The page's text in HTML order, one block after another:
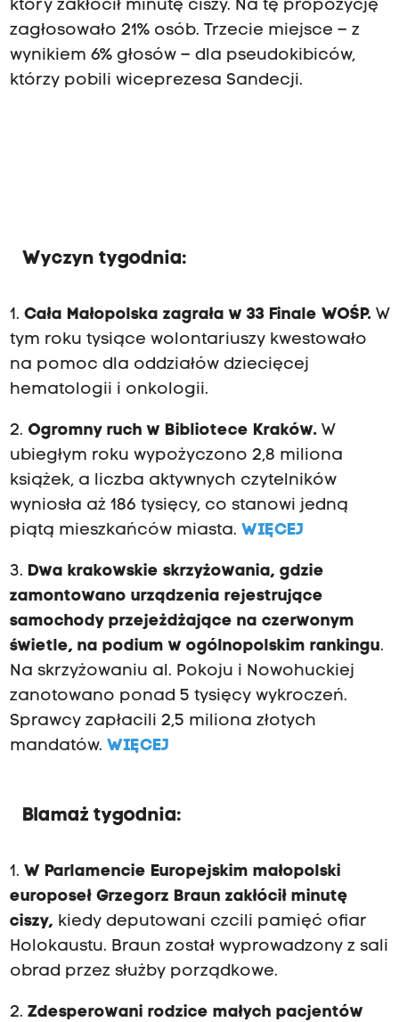
który zakłócił minutę ciszy. Na tę propozycję
zagłosowało 21% osób. Trzecie miejsce – z
wynikiem 6% głosów – dla pseudokibiców,
którzy pobili wiceprezesa Sandecji.
Wyczyn tygodnia:
1. Cała Małopolska zagrała w 33 Finale WOŚP.W
tym roku tysiące wolontariuszy kwestowało
na pomoc dla oddziałów dziecięcej
hematologii i onkologii.
2. Ogromny ruch w Bibliotece Kraków. W
ubiegłym roku wypożyczono 2,8 miliona
książek, a liczba aktywnych czytelników
wyniosła aż 186 tysięcy, co stanowi jedną
piątą mieszkańców miasta. WIĘCEJ
3. Dwa krakowskie skrzyżowania, gdzie
zamontowano urządzenia rejestrujące
samochody przejeżdżające na czerwonym
świetle, na podium w ogólnopolskim rankingu.
Na skrzyżowaniu al. Pokoju i Nowohuckiej
zanotowano ponad 5 tysięcy wykroczeń.
Sprawcy zapłacili 2,5 miliona złotych
mandatów. WIĘCEJ
Blamaż tygodnia:
1. W Parlamencie Europejskim małopolski
europoseł Grzegorz Braun zakłócił minutę
ciszy, kiedy deputowani czcili pamięć ofiar
Holokaustu. Braun został wyprowadzony z sali
obrad przez służby porządkowe.
2. Zdesperowani rodzice małych pacjentów